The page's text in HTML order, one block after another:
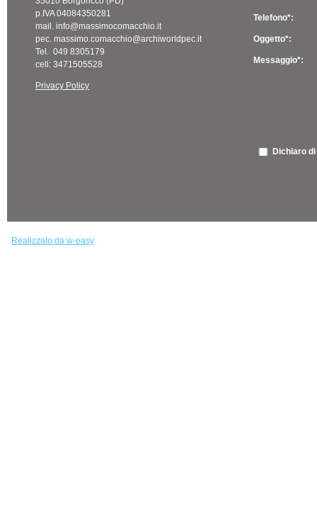
p.IVA 04084350281
mail. info@massimocomacchio.it
pec. massimo.comacchio@archiworldpec.it
Tel. 049 8305179
cell: 3471505528
Privacy Policy
Telefono*:
Oggetto*:
Messaggio*:
Dichiaro
Realizzato da w-easy